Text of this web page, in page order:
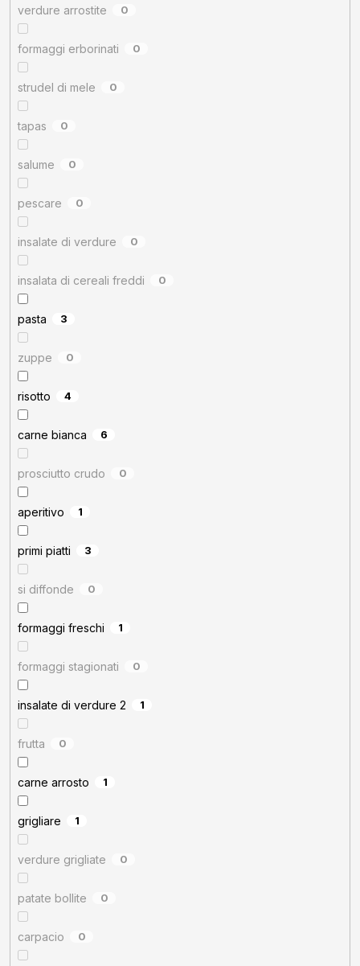
verdure arrostite 0
formaggi erborinati 0
strudel di mele 0
tapas 0
salume 0
pescare 0
insalate di verdure 0
insalata di cereali freddi 0
pasta 3
zuppe 0
risotto 4
carne bianca 6
prosciutto crudo 0
aperitivo 1
primi piatti 3
si diffonde 0
formaggi freschi 1
formaggi stagionati 0
insalate di verdure 2 1
frutta 0
carne arrosto 1
grigliare 1
verdure grigliate 0
patate bollite 0
carpacio 0